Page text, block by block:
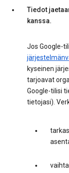
Tiedot
kanssa.
Jos Google-
kyseinen
tarjoavat
Google-tilisi
tietojasi).